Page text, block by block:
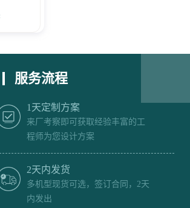
服务流程
1天定制方案
来厂考察即可获取经验丰富的工
程师为您设计方案
2天内发货
多机型现货可选，签订合同，2天
内发出